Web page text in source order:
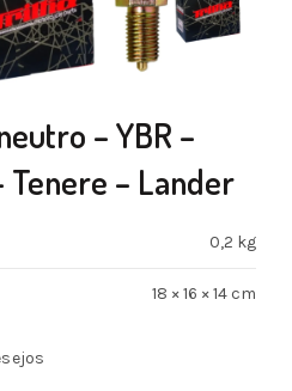
– YBR –
Tenere – Lander
0,2 kg
18 × 16 × 14 cm